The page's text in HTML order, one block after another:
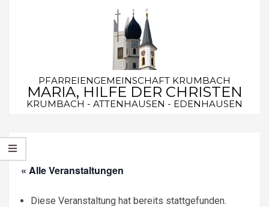
PFARREIENGEMEINSCHAFT KRUMBACH
MARIA, HILFE DER CHRISTEN
KRUMBACH - ATTENHAUSEN - EDENHAUSEN
Navigation
Menu
« Alle Veranstaltungen
Diese Veranstaltung hat bereits stattgefunden.